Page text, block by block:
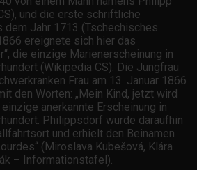
und die erste schriftliche
dem Jahr 1713 (Tschechisches
ereignete sich hier das
die einzige Marienerscheinung in
(Wikipedia CS). Die Jungfrau
Frau am 13. Januar 1866
den Worten: „Mein Kind, jetzt wird
anerkannte Erscheinung in
Philippsdorf wurde daraufhin
und erhielt den Beinamen
(Miroslava Kubešová, Klára
– Informationstafel).